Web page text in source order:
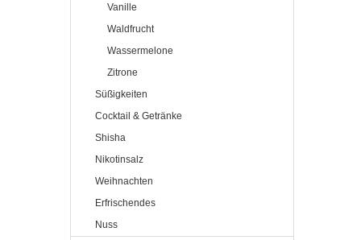
Vanille
Waldfrucht
Wassermelone
Zitrone
Süßigkeiten
Cocktail & Getränke
Shisha
Nikotinsalz
Weihnachten
Erfrischendes
Nuss